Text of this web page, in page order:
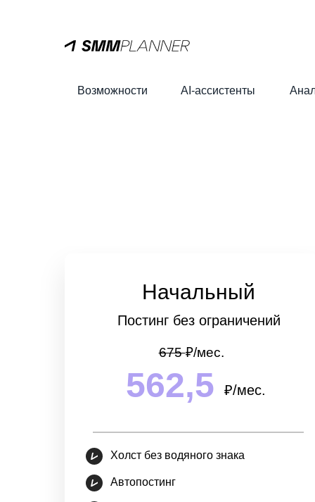
Возможности AI-ассистенты
Начальный
Постинг без ограничений
Холст без водяного знака
Автопостинг
675₽/мec.
562,5 ₽/мec.